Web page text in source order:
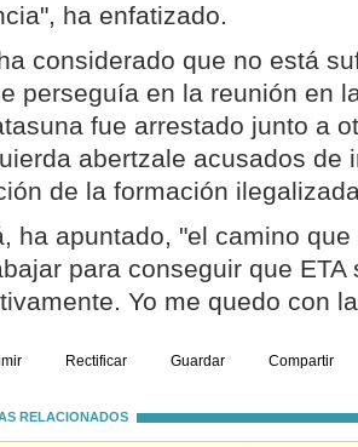
ha enfatizado.
considerado que no está
perseguía en la reunión en
fue arrestado junto a
abertzale acusados de
de la formación
ha apuntado, "el camino
para conseguir que ETA
Yo me quedo con
Rectificar Guardar Compartir
RELACIONADOS